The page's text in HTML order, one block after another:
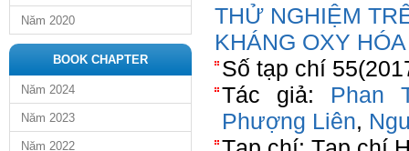
Năm 2020
BOOK CHAPTER
Năm 2024
Năm 2023
Năm 2022
THỬ NGHIỆM
KHÁNG OXY
Số tạp chí
Tác giả: Phan
Phượng Liên,